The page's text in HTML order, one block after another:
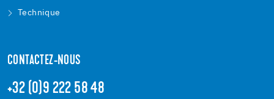
Technique
CONTACTEZ-NOUS
+32 (0)9 222 58 48